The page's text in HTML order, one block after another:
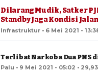
Dilarang Mudik, Satker
Standby Jaga Kondisi Jalan
Infrastruktur • 6 Mei 2021 -
Terlibat Narkoba Dua PNS
Palu • 9 Mei 2021 - 05:02 •